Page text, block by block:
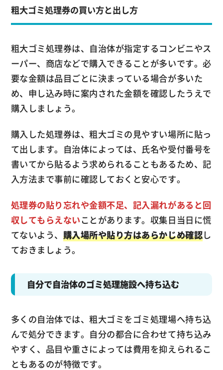
粗大ゴミ処理券の買い方と出し方
粗大ゴミ処理券は、自治体が指定するコンビニやス
ーパー、商店などで購入できることが多いです。必
要な金額は品目ごとに決まっている場合が多いた
め、申し込み時に案内された金額を確認したうえで
購入しましょう。
購入した処理券は、粗大ゴミの見やすい場所に貼っ
て出します。自治体によっては、氏名や受付番号を
書いてから貼るよう求められることもあるため、記
入方法まで事前に確認しておくと安心です。
処理券の貼り忘れや金額不足、記入漏れがあると回
収してもらえないことがあります。収集日当日に慌
てないよう、 購入場所や貼り方はあらかじめ確認し
ておきましょう。
自分で自治体のゴミ処理施設へ持ち込む
多くの自治体では、粗大ゴミをゴミ処理場へ持ち込
んで処分できます。自分の都合に合わせて持ち込み
やすく、品目や重さによっては費用を抑えられるこ
ともあるのが特徴です。